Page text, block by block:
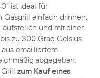
ist ideal für
Gasgrill einfach drinnen,
und mit einer
zu 300 Grad Celsius
emailliertem
abgegeben.
zum Kauf eines